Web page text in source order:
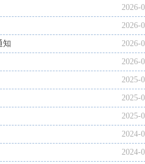
2026-
2026-
2026-
知
2026-
2025-
2025-
2025-
2024-
2024-